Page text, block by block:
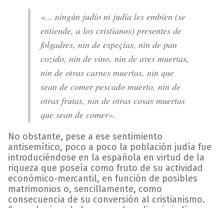
«... ningún judío ni judía les embíen (se
entiende, a los cristianos) presentes de
folgadres, nin de espeçias, nin de pan
cozido, nin de vino, nin de aves muertas,
nin de otras carnes muertas, nin que
sean de comer pescado muerto, nin de
otras frutas, nin de otras cosas muertas
que sean de comer».
No obstante, pese a ese sentimiento
antisemítico, poco a poco la población judía fue
introduciéndose en la española en virtud de la
riqueza que poseía como fruto de su actividad
económico-mercantil, en función de posibles
matrimonios o, sencillamente, como
consecuencia de su conversión al cristianismo.